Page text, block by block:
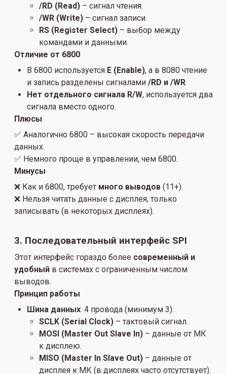
/RD (Read) – сигнал чтения.
/WR (Write) – сигнал записи.
RS (Register Select) – выбор между
командами и данными.
Отличие от 6800
В 6800 используется E (Enable), а в 8080 чтение
и запись разделены сигналами /RD и /WR.
Нет отдельного сигнала R/W, используется два
сигнала вместо одного.
Плюсы
✅ Аналогично 6800 – высокая скорость передачи
данных.
✅ Немного проще в управлении, чем 6800.
Минусы
❌ Как и 6800, требует много выводов (11+).
❌ Нельзя читать данные с дисплея, только
записывать (в некоторых дисплеях).
3. Последовательный интерфейс SPI
Этот интерфейс гораздо более современный и
удобный в системах с ограниченным числом
выводов.
Принцип работы
Шина данных: 4 провода (минимум 3):
SCLK (Serial Clock) – тактовый сигнал.
MOSI (Master Out Slave In) – данные от МК
к дисплею.
MISO (Master In Slave Out) – данные от
дисплея к МК (в дисплеях часто отсутствует).